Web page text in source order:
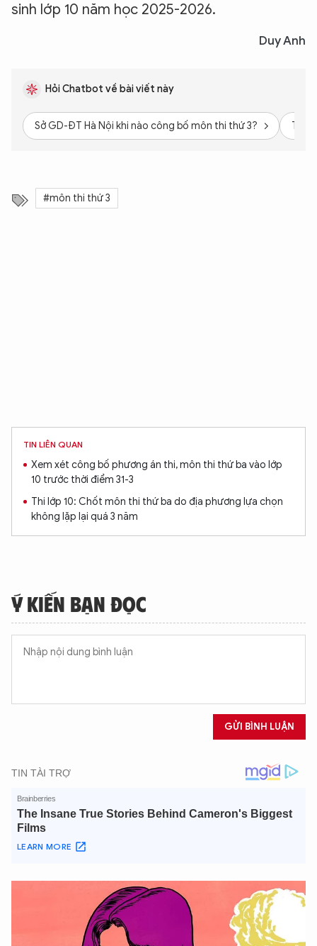
sinh lớp 10 năm học 2025-2026.
Duy Anh
Hỏi Chatbot về bài viết này
Sở GD-ĐT Hà Nội khi nào công bố môn thi thứ 3?
#môn thi thứ 3
TIN LIÊN QUAN
Xem xét công bố phương án thi, môn thi thứ ba vào lớp
10 trước thời điểm 31-3
Thi lớp 10: Chốt môn thi thứ ba do địa phương lựa chọn
không lặp lại quá 3 năm
Ý KIẾN BẠN ĐỌC
GỬI BÌNH LUẬN